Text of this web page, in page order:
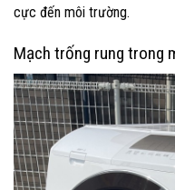
cực đến môi trường.
Mạch trống rung trong